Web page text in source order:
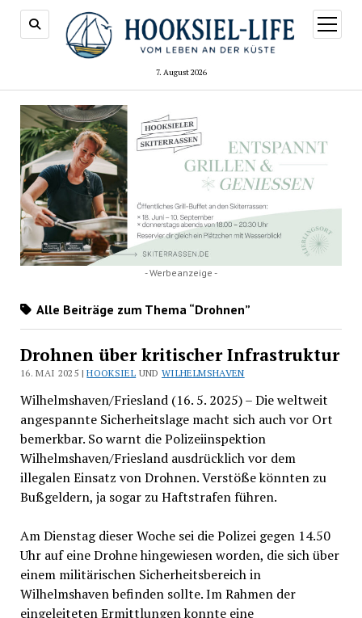
7. August 2026
Menü
öffnen
- Werbeanzeige -
Alle Beiträge zum Thema “Drohnen”
Drohnen über kritischer Infrastruktur
16. MAI 2025 |HOOKSIEL UND WILHELMSHAVEN
Wilhelmshaven/Friesland (16. 5. 2025) – Die weltweit
angespannte Sicherheitslage macht sich auch vor Ort
bemerkbar. So warnt die Polizeiinspektion
Wilhelmshaven/Friesland ausdrücklich vor dem
illegalen Einsatz von Drohnen. Verstöße könnten zu
Bußgeldern, ja sogar zu Haftstrafen führen.
Am Dienstag dieser Woche sei die Polizei gegen 14.50
Uhr auf eine Drohne hingewiesen worden, die sich über
einem militärischen Sicherheitsbereich in
Wilhelmshaven befinden sollte. Im Rahmen der
eingeleiteten Ermittlungen konnte eine